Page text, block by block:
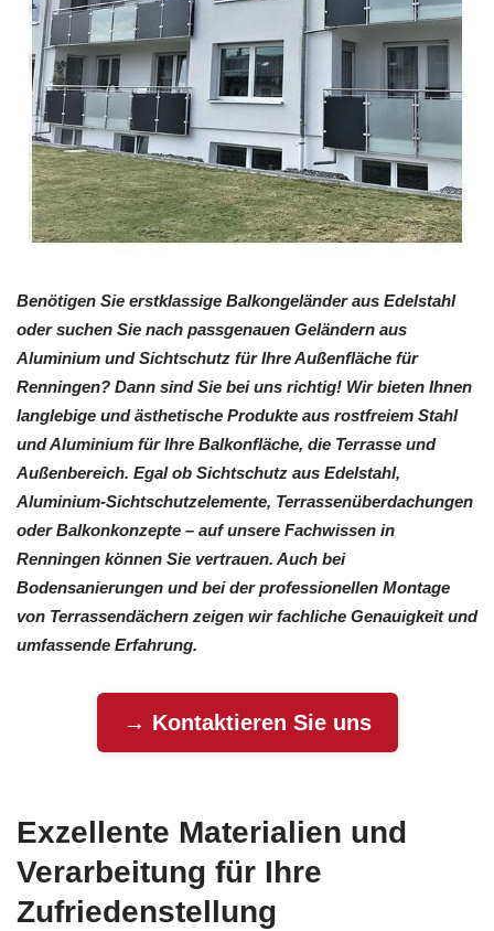
Benötigen Sie erstklassige Balkongeländer aus Edelstahl
oder suchen Sie nach passgenauen Geländern aus
Aluminium und Sichtschutz für Ihre Außenfläche für
Renningen? Dann sind Sie bei uns richtig! Wir bieten Ihnen
langlebige und ästhetische Produkte aus rostfreiem Stahl
und Aluminium für Ihre Balkonfläche, die Terrasse und
Außenbereich. Egal ob Sichtschutz aus Edelstahl,
Aluminium-Sichtschutzelemente, Terrassenüberdachungen
oder Balkonkonzepte – auf unsere Fachwissen in
Renningen können Sie vertrauen. Auch bei
Bodensanierungen und bei der professionellen Montage
von Terrassendächern zeigen wir fachliche Genauigkeit und
umfassende Erfahrung.
→ Kontaktieren Sie uns
Exzellente Materialien und
Verarbeitung für Ihre
Zufriedenstellung